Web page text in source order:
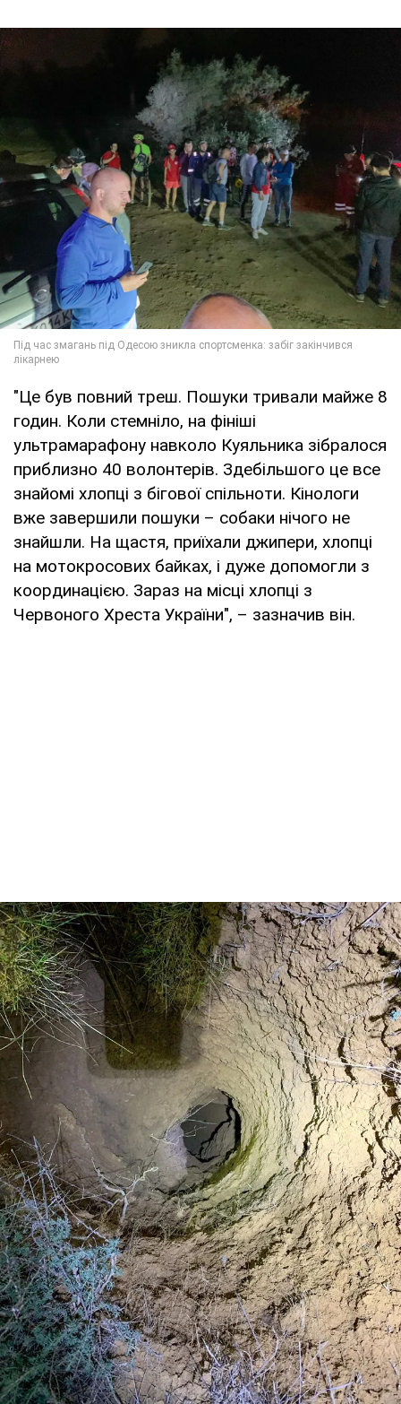
"Це був повний треш. Пошуки тривали майже 8
годин. Коли стемніло, на фініші
ультрамарафону навколо Куяльника зібралося
приблизно 40 волонтерів. Здебільшого це все
знайомі хлопці з бігової спільноти. Кінологи
вже завершили пошуки – собаки нічого не
знайшли. На щастя, приїхали джипери, хлопці
на мотокросових байках, і дуже допомогли з
координацією. Зараз на місці хлопці з
Червоного Хреста України", – зазначив він.